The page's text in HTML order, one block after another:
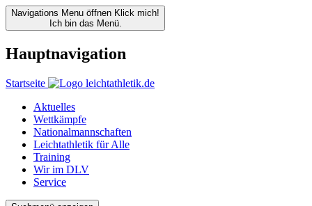
Navigations Menu öffnen Klick mich!
Ich bin das Menü.
Hauptnavigation
Startseite
Aktuelles
Wettkämpfe
Nationalmannschaften
Leichtathletik für Alle
Training
Wir im DLV
Service